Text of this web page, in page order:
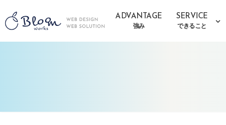
ADVANTAGE
強み
SERVICE
できること